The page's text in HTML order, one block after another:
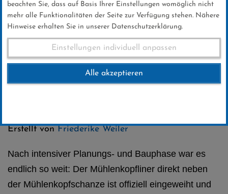
Mühlenkopfliner feierlich
eröffnet
Erstellt vonFriederike Weiler
Nach intensiver Planungs- und Bauphase war es
endlich so weit: Der Mühlenkopfliner direkt neben
der Mühlenkopfschanze ist offiziell eingeweiht und
beachten Sie, dass auf Basis Ihrer Einstellungen womöglich nicht
mehr alle Funktionalitäten der Seite zur Verfügung stehen. Nähere
Hinweise erhalten Sie in unserer Datenschutzerklärung.
Einstellungen individuell anpassen
Alle akzeptieren